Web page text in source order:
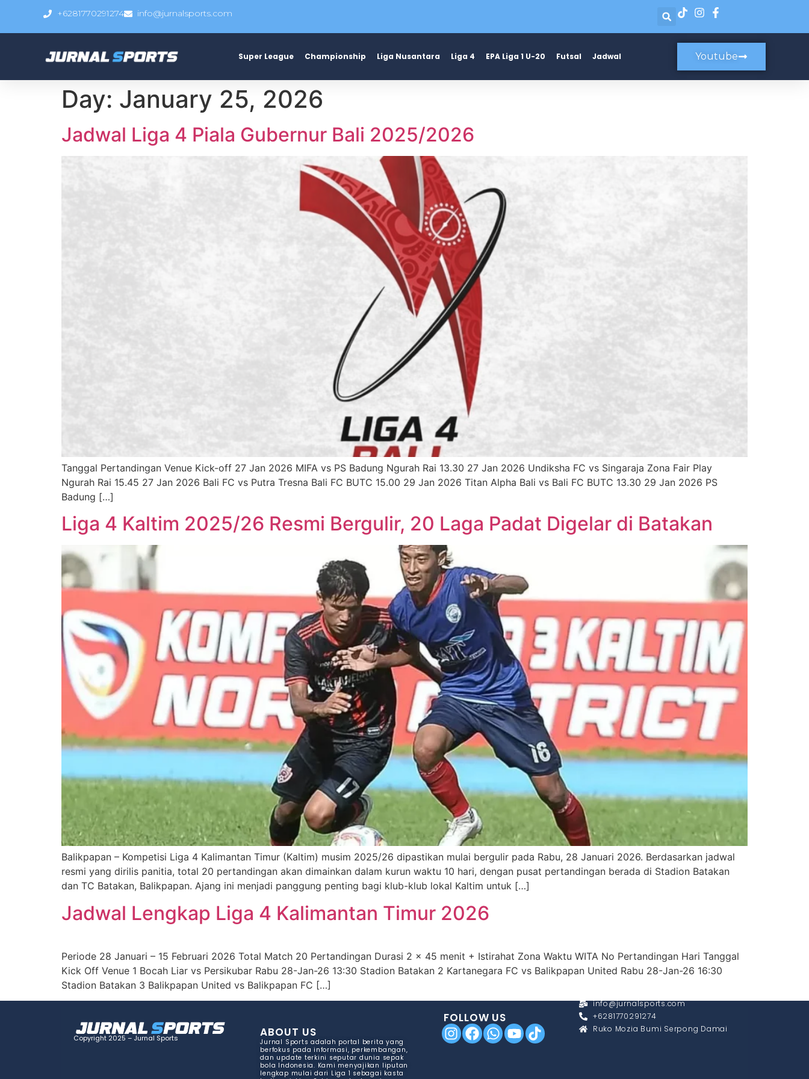
+6281770291274 info@jurnalsports.com
Super League Championship Liga Nusantara Liga 4 EPA Liga 1 U-20 Futsal Jadwal Youtube
Day: January 25, 2026
Jadwal Liga 4 Piala Gubernur Bali 2025/2026
Tanggal Pertandingan Venue Kick-off 27 Jan 2026 MIFA vs PS Badung Ngurah Rai 13.30 27 Jan 2026 Undiksha FC vs Singaraja Zona Fair Play
Ngurah Rai 15.45 27 Jan 2026 Bali FC vs Putra Tresna Bali FC BUTC 15.00 29 Jan 2026 Titan Alpha Bali vs Bali FC BUTC 13.30 29 Jan 2026 PS
Badung […]
Liga 4 Kaltim 2025/26 Resmi Bergulir, 20 Laga Padat Digelar di Batakan
Balikpapan – Kompetisi Liga 4 Kalimantan Timur (Kaltim) musim 2025/26 dipastikan mulai bergulir pada Rabu, 28 Januari 2026. Berdasarkan jadwal
resmi yang dirilis panitia, total 20 pertandingan akan dimainkan dalam kurun waktu 10 hari, dengan pusat pertandingan berada di Stadion Batakan
dan TC Batakan, Balikpapan. Ajang ini menjadi panggung penting bagi klub-klub lokal Kaltim untuk […]
Jadwal Lengkap Liga 4 Kalimantan Timur 2026
Periode 28 Januari – 15 Februari 2026 Total Match 20 Pertandingan Durasi 2 x 45 menit + Istirahat Zona Waktu WITA No Pertandingan Hari Tanggal
Kick Off Venue 1 Bocah Liar vs Persikubar Rabu 28-Jan-26 13:30 Stadion Batakan 2 Kartanegara FC vs Balikpapan United Rabu 28-Jan-26 16:30
Stadion Batakan 3 Balikpapan United vs Balikpapan FC […]
Copyright 2025 – Jurnal Sports ABOUT US
Jurnal Sports adalah portal berita yang
berfokus pada informasi, perkembangan,
dan update terkini seputar dunia sepak
bola Indonesia. Kami menyajikan liputan
lengkap mulai dari Liga 1 sebagai kasta
FOLLOW US
info@jurnalsports.com
+6281770291274
Ruko Mozia Bumi Serpong Damai